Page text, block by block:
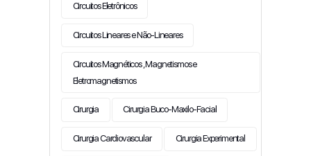
Circuitos Eletrônicos
Circuitos Lineares e Não-Lineares
Circuitos Magnéticos , Magnetismos e
Eletromagnetismos
Cirurgia Cirurgia Buco-Maxilo-Facial
Cirurgia Cardiovascular Cirurgia Experimental